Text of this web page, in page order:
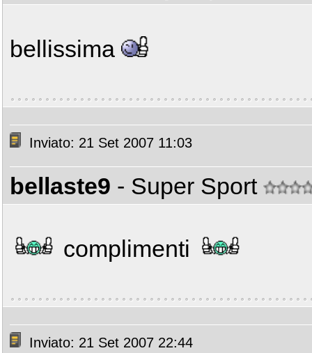
bellissima
Inviato: 21 Set 2007 11:03
bellaste9 - Super Sport
complimenti
Inviato: 21 Set 2007 22:44